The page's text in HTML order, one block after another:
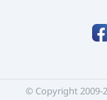
© Copyright 2009-